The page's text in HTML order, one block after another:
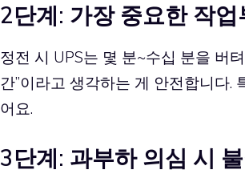
2단계: 가장 중요한 작
정전 시 UPS는 몇 분~수십 분을 버
간”이라고 생각하는 게 안전합니다.
어요.
3단계: 과부하 의심 시